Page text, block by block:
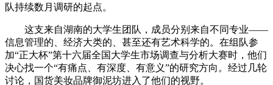
队持续数月调研的起点。
这支来自湖南的大学生团队，成员分别来自不同专业——
信息管理的、经济大类的、甚至还有艺术科学的。在组队参
加“正大杯”第十六届全国大学生市场调查与分析大赛时，他们
决心找一个“有痛点、有深度、有意义”的研究方向。经过几轮
讨论，国货美妆品牌御泥坊进入了他们的视野。